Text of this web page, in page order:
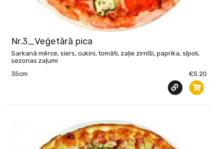
Nr.3_Veģetārā pica
Sarkanā mērce, siers, cukini, tomāti, zaļie zirnīši, paprika, sīpoli,
sezonas zaļumi
35cm
€5.20